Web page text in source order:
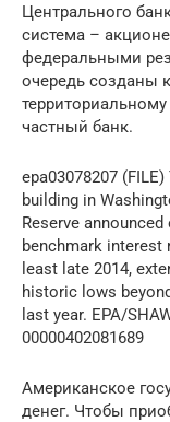
Центрального
система –
федеральными
очередь созданы
частный банк.
epa03078207
building in
Reserve
benchmark interest
least late 2014,
historic lows
last year. EPA/
00000402081689
Американское
денег. Чтобы